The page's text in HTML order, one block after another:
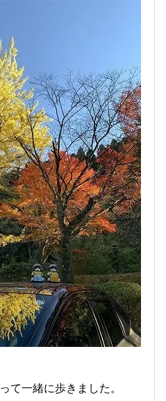
て一緒に歩きました。